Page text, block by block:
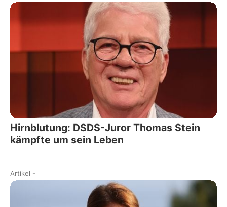
Hirnblutung: DSDS-Juror Thomas Stein
kämpfte um sein Leben
Artikel -